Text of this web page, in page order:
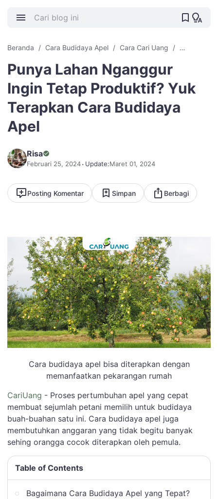
Beranda Cara Budidaya Apel Cara Cari Uang Cari Uang
Punya Lahan Nganggur
Ingin Tetap Produktif? Yuk
Terapkan Cara Budidaya
Apel
Risa
Februari 25, 2024 Update:Maret 01, 2024
Posting Komentar Simpan Berbagi
Cara budidaya apel bisa diterapkan dengan
memanfaatkan pekarangan rumah
CariUang - Proses pertumbuhan apel yang cepat
membuat sejumlah petani memilih untuk budidaya
buah-buahan satu ini. Cara budidaya apel juga
membutuhkan anggaran yang tidak begitu banyak
sehing orangga cocok diterapkan oleh pemula.
Table of Contents
Bagaimana Cara Budidaya Apel yang Tepat?